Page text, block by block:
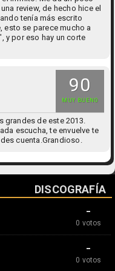
review, de hecho hice el
tenía más escrito
esto se parece mucho a
y por eso hay un corte
90
MUY BUENO
grandes de este 2013.
escucha, te envuelve te
cuenta.Grandioso.
DISCOGRAFÍA
-
0 votos
-
0 votos